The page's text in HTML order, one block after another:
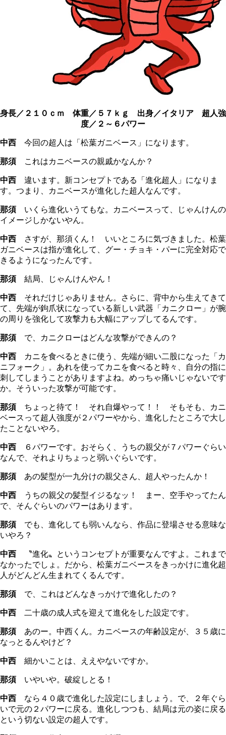
身長／２１０ｃｍ 体重／５７ｋｇ 出身／イタリア 超人強
度／２～６パワー
中西 今回の超人は「松葉ガニベース」になります。
那須 これはカニベースの親戚かなんか？
中西 違います。新コンセプトである「進化超人」になりま
す。つまり、カニベースが進化した超人なんです。
那須 いくら進化いうてもな。カニベースって、じゃんけんの
イメージしかないやん。
中西 さすが、那須くん！ いいところに気づきました。松葉
ガニベースは指が進化して、グー・チョキ・パーに完全対応で
きるようになったんです。
那須 結局、じゃんけんやん！
中西 それだけじゃありません。さらに、背中から生えてきて
て、先端が鉤爪状になっている新しい武器「カニクロー」が腕
の周りを強化して攻撃力も大幅にアップしてるんです。
那須 で、カニクローはどんな攻撃ができんの？
中西 カニを食べるときに使う、先端が細い二股になった「カ
ニフォーク」。あれを使ってカニを食べると時々、自分の指に
刺してしまうことがありますよね。めっちゃ痛いじゃないです
か。そういった攻撃が可能です。
那須 ちょっと待て！ それ自爆やって！！ そもそも、カニ
ベースって超人強度が２パワーやから、進化したところで大し
たことないやろ。
中西
６パワーです。おそらく、うちの親父が７パワーぐらい
なんで、それよりちょっと弱いぐらいです。
那須 あの髪型が一九分けの親父さん、超人やったんか！
中西 うちの親父の髪型イジるなッ！ まー、空手やってたん
で、そんぐらいのパワーはあります。
那須 でも、進化しても弱いんなら、作品に登場させる意味な
いやろ？
中西 〝進化〟というコンセプトが重要なんですよ。これまで
なかったでしょ。だから、松葉ガニベースをきっかけに進化超
人がどんどん生まれてくるんです。
那須 で、これはどんなきっかけで進化したの？
中西 二十歳の成人式を迎えて進化をした設定です。
那須 あのー。中西くん。カニベースの年齢設定が、３５歳に
なっとるんやけど？
中西 細かいことは、ええやないですか。
那須 いやいや。破綻しとる！
中西 なら４０歳で進化した設定にしましょう。で、２年ぐら
いで元の２パワーに戻る。進化しつつも、結局は元の姿に戻る
という切ない設定の超人です。